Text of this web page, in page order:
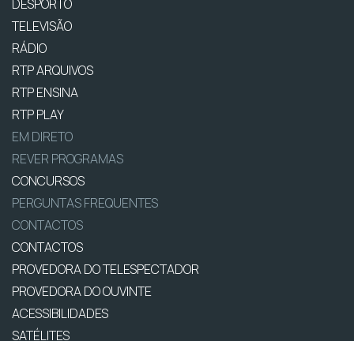
DESPORTO
TELEVISÃO
RÁDIO
RTP ARQUIVOS
RTP ENSINA
RTP PLAY
EM DIRETO
REVER PROGRAMAS
CONCURSOS
PERGUNTAS FREQUENTES
CONTACTOS
CONTACTOS
PROVEDORA DO TELESPECTADOR
PROVEDORA DO OUVINTE
ACESSIBILIDADES
SATÉLITES